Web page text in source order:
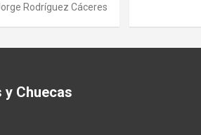
Rodríguez Cáceres
y Chuecas